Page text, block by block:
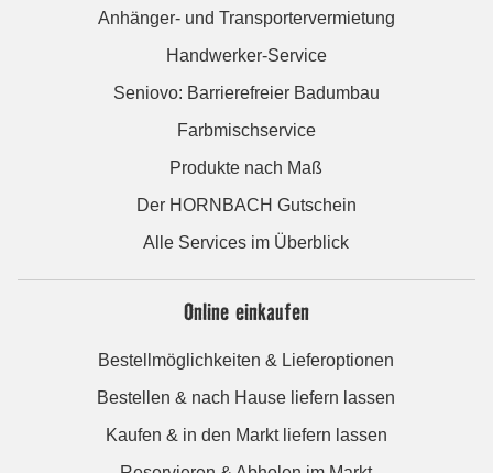
Anhänger- und Transportervermietung
Handwerker-Service
Seniovo: Barrierefreier Badumbau
Farbmischservice
Produkte nach Maß
Der HORNBACH Gutschein
Alle Services im Überblick
Online einkaufen
Bestellmöglichkeiten & Lieferoptionen
Bestellen & nach Hause liefern lassen
Kaufen & in den Markt liefern lassen